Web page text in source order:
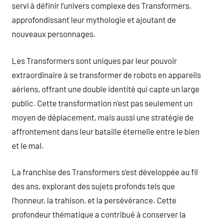
servi à définir l’univers complexe des Transformers,
approfondissant leur mythologie et ajoutant de
nouveaux personnages.
Les Transformers sont uniques par leur pouvoir
extraordinaire à se transformer de robots en appareils
aériens, offrant une double identité qui capte un large
public. Cette transformation n’est pas seulement un
moyen de déplacement, mais aussi une stratégie de
affrontement dans leur bataille éternelle entre le bien
et le mal.
La franchise des Transformers s’est développée au fil
des ans, explorant des sujets profonds tels que
l’honneur, la trahison, et la persévérance. Cette
profondeur thématique a contribué à conserver la